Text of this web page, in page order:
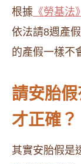
根據 《勞基法
依法請8週產
的產假一樣不
請安胎
才正確？
其實安胎假是